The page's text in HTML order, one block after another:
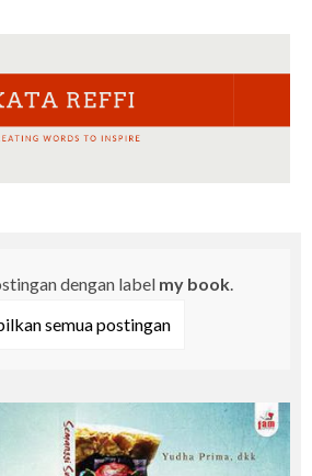
dengan label my book.
semua postingan